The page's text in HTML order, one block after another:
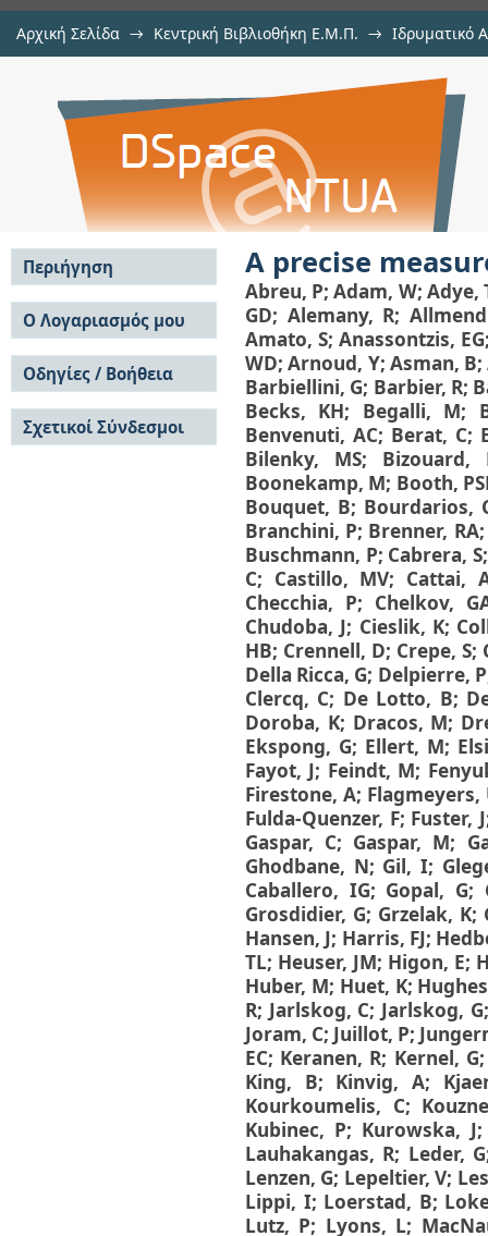
Αρχική Σελίδα → Κεντρική Βιβλιοθήκη Ε.Μ.Π. → Ιδρυματικό
A precise measurement of the
A precise
Abreu, P;Adam, W; Adye,
GD; Alemany, R;
Amato, S; Anassontzis, EG
WD;Arnoud, Y; Asman, B;
Barbiellini, G; Barbier, R;
Becks, KH; Begalli, M;
Benvenuti, AC; Berat, C;
Bilenky, MS; Bizouard,
Boonekamp, M; Booth,
Bouquet, B; Bourdarios,
Branchini, P; Brenner, RA
Buschmann, P; Cabrera, S
C; Castillo, MV; Cattai,
Checchia, P; Chelkov,
Chudoba, J; Cieslik, K;
HB; Crennell, D; Crepe, S;
Della Ricca, G; Delpierre, P
Clercq, C; De Lotto, B;
Doroba, K; Dracos, M;
Ekspong, G; Ellert, M;
Fayot, J; Feindt, M;
Firestone, A; Flagmeyers,
Fulda-Quenzer, F; Fuster, J
Gaspar, C; Gaspar, M;
Ghodbane, N; Gil, I;
Caballero, IG; Gopal, G;
Grosdidier, G; Grzelak, K;
Hansen, J; Harris, FJ;
TL; Heuser, JM; Higon, E;
Huber, M; Huet, K;
R; Jarlskog, C; Jarlskog, G
Joram, C; Juillot, P;
EC; Keranen, R; Kernel, G
King, B; Kinvig, A;
Kourkoumelis, C;
Kubinec, P; Kurowska, J
Lauhakangas, R; Leder, G
Lenzen, G; Lepeltier, V;
Lippi, I; Loerstad, B;
Lutz, P; Lyons, L;
Περιήγηση
Σε όλο το DSpace
Κοινότητες & Συλλογές
Ανά Ημερομηνία
Έκδοσης
Συγγραφείς
Τίτλοι
Θέματα
Ο Λογαριασμός μου
Σύνδεση
Εγγραφή
Οδηγίες / Βοήθεια
Οδηγίες Υποβολής
Οδηγίες Χρήσης ΙΑ
Συχνές Ερωτήσεις
Σχετικοί Σύνδεσμοι